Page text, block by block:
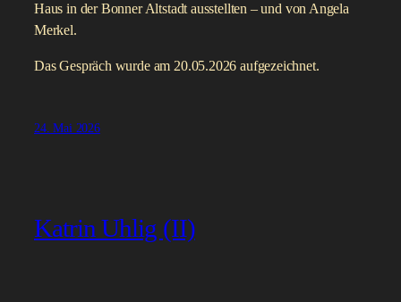
Haus in der Bonner Altstadt ausstellten – und von Angela
Merkel.
Das Gespräch wurde am 20.05.2026 aufgezeichnet.
24. Mai 2026
Katrin Uhlig (II)